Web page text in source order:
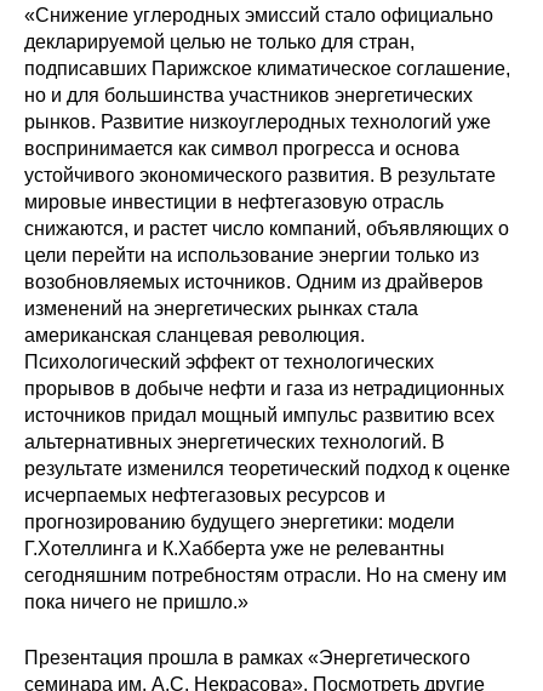
Проблемы прогнозирования
О журнале
Номера журналов
Редакционная этика
Информация для авторов
Общие требования
Стандарты оформления
Научные труды
О журнале
Выпуски
Редакционная этика
Информация для авторов
«Снижение углеродных эмиссий стало официально
декларируемой целью не только для стран,
подписавших Парижское климатическое соглашение,
но и для большинства участников энергетических
рынков. Развитие низкоуглеродных технологий уже
воспринимается как символ прогресса и основа
устойчивого экономического развития. В результате
мировые инвестиции в нефтегазовую отрасль
снижаются, и растет число компаний, объявляющих о
цели перейти на использование энергии только из
возобновляемых источников. Одним из драйверов
изменений на энергетических рынках стала
американская сланцевая революция.
Психологический эффект от технологических
прорывов в добыче нефти и газа из нетрадиционных
источников придал мощный импульс развитию всех
альтернативных энергетических технологий. В
результате изменился теоретический подход к оценке
исчерпаемых нефтегазовых ресурсов и
прогнозированию будущего энергетики: модели
Г.Хотеллинга и К.Хабберта уже не релевантны
сегодняшним потребностям отрасли. Но на смену им
пока ничего не пришло.»
Презентация прошла в рамках «Энергетического
семинара им. А.С. Некрасова». Посмотреть другие